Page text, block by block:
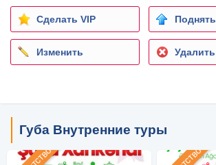
Сделать VIP Поднять
Изменить Удалить
Губа Внутренние туры